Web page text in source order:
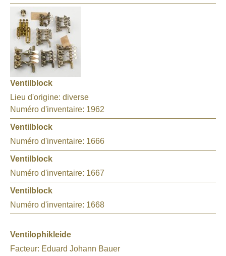
Ventilblock
Lieu d'origine: diverse
Numéro d'inventaire: 1962
Ventilblock
Numéro d'inventaire: 1666
Ventilblock
Numéro d'inventaire: 1667
Ventilblock
Numéro d'inventaire: 1668
Ventilophikleide
Facteur: Eduard Johann Bauer